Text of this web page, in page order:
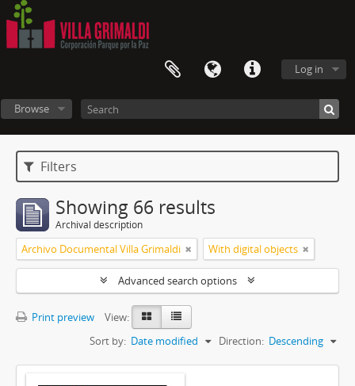
Log in
Browse
Filters
Showing 66 results
Archival description
Archivo Documental Villa Grimaldi With digital objects
Advanced search options
Print preview
View:
Sort by: Date modified Direction: Descending